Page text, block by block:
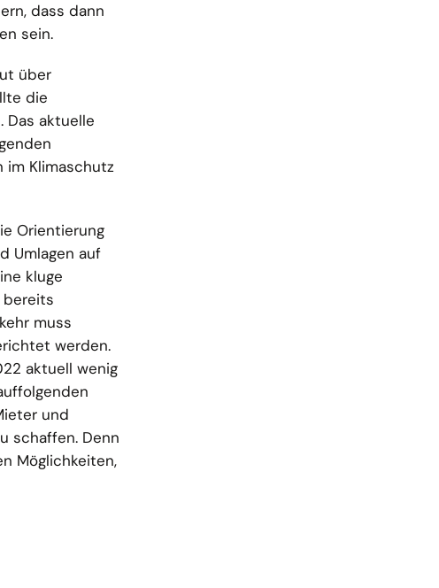
dass dann
sein.
über
die
Das aktuelle
im Klimaschutz
Orientierung
Umlagen auf
kluge
bereits
muss
werden.
aktuell wenig
und
schaffen. Denn
Möglichkeiten,